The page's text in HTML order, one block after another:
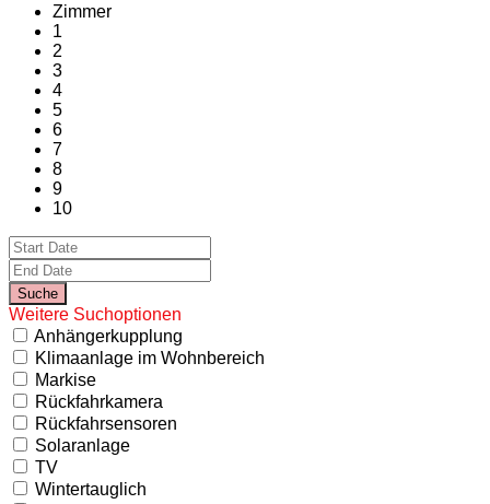
Zimmer
1
2
3
4
5
6
7
8
9
10
Weitere Suchoptionen
Anhängerkupplung
Klimaanlage im Wohnbereich
Markise
Rückfahrkamera
Rückfahrsensoren
Solaranlage
TV
Wintertauglich